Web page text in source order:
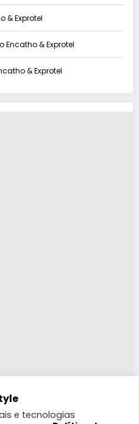
& Exprotel
Encatho & Exprotel
& Exprotel
e tecnologias